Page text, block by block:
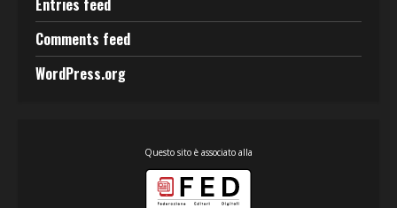
Entries feed
Comments feed
WordPress.org
Questo sito è associato alla